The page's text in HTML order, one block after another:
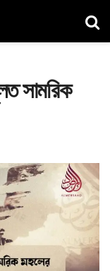
সামরিক